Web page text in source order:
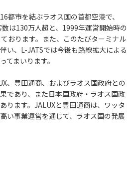
都市を結ぶラオス国の首都空港で、
は130万人超と、1999年運営開始時の
おります。また、このたびターミナル
い、L-JATSでは今後も路線拡大による
てまいります。
、豊田通商、およびラオス国政府との
であり、また日本国政府・ラオス国政
ります。JALUXと豊田通商は、ワッタ
い事業運営を通じて、ラオス国の発展